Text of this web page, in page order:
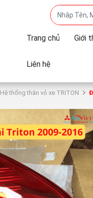
Trang chủ Giới
Liên hệ
Hệ thống thân vỏ xe TRITON